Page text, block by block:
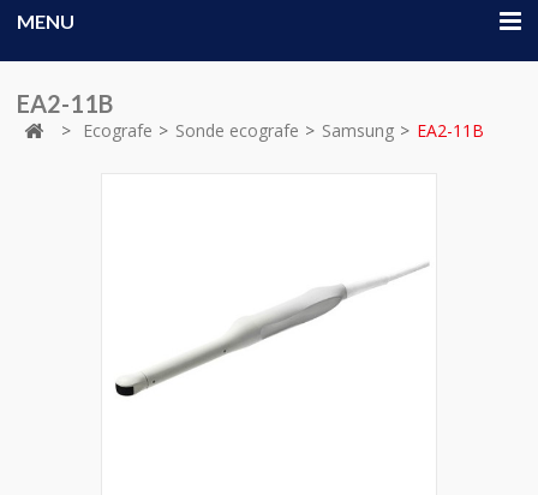
MENU
EA2-11B
> Ecografe > Sonde ecografe > Samsung > EA2-11B